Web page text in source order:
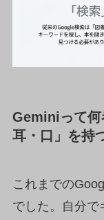
Geminiって何
耳・口」を持
これまでの
でした。自分で